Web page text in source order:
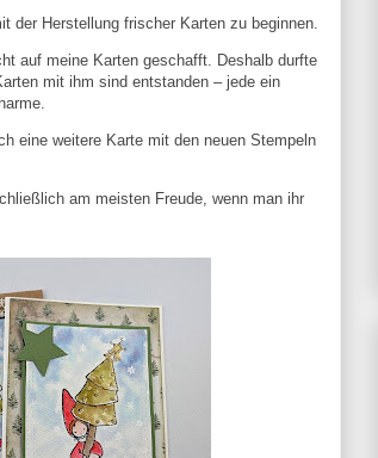
der Herstellung frischer Karten zu beginnen.
auf meine Karten geschafft. Deshalb durfte
mit ihm sind entstanden – jede ein
eine weitere Karte mit den neuen Stempeln
am meisten Freude, wenn man ihr